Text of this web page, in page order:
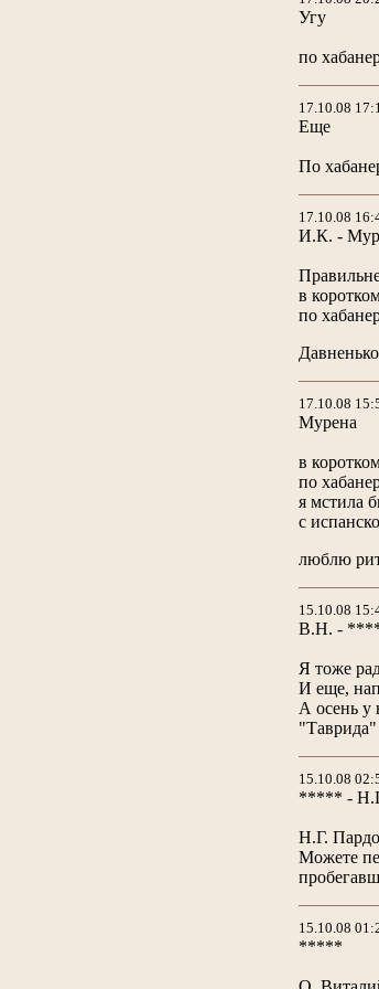
Угу
по
17.10.08
Еще
По
17.10.08
И.К. -
в
по
17.10.08
Мурена
в
по
я мстила
с
люблю
15.10.08
В.Н. -
Я тоже
И еще,
А осень у
"Таврида"
15.10.08
***** -
Н.Г.
Можете
15.10.08
*****